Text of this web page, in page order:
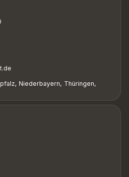
Niederbayern, Thüringen,